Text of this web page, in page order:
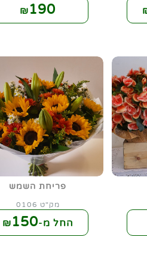
₪ 190
פריחת השמש
מק"ט 0106
החל מ-₪150